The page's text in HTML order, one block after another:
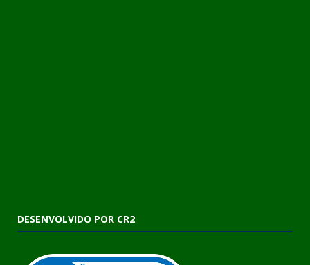
DESENVOLVIDO POR CR2